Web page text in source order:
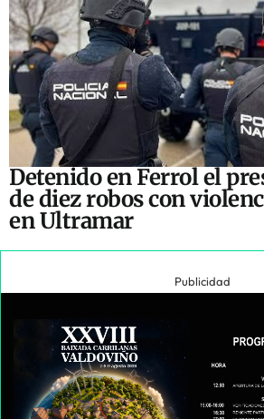
Detenido en Ferrol el
de diez robos con
en Ultramar
Publicidad